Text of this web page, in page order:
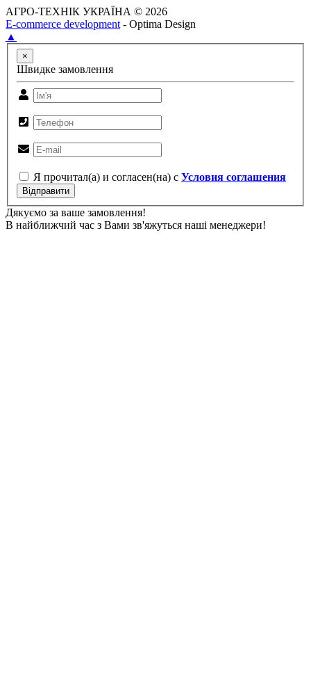
АГРО-ТЕХНІК УКРАЇНА © 2026
E-commerce development - Optima Design
▲
×
Швидке замовлення
Я прочитал(а) и согласен(на) с Условия соглашения
Відправити
Дякуємо за ваше замовлення!
В найближчий час з Вами зв'яжуться наші менеджери!